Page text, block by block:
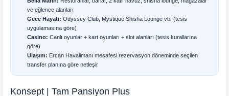
ve eğlence alanları
Gece Hayatı: Odyssey Club, Mystique Shisha Lounge vb. (tesis
uygulamasına göre)
Casino: Canlı oyunlar + kart oyunları + slot alanları (tesis kurallarına
göre)
Ulaşım: Ercan Havalimanı mesafesi rezervasyon döneminde seçilen
transfer planına göre netleşir
Konsept | Tam Pansiyon Plus